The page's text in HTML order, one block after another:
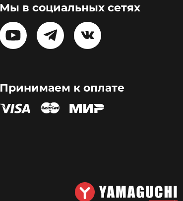
Мы в социальных сетях
Принимаем к оплате